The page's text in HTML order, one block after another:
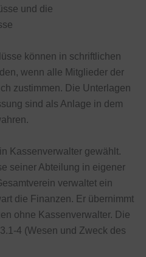
und die
können in schriftlichen
wenn alle Mitglieder der
zustimmen. Die Unterlagen
sind als Anlage in dem
Kassenverwalter gewählt.
seiner Abteilung in eigener
verwaltet ein
die Finanzen. Er übernimmt
ohne Kassenverwalter. Die
4 (Wesen und Zweck des